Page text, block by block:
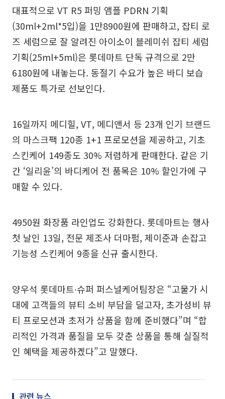
대표적으로 VT R5 퍼밍 앰플 PDRN 기획
(30ml+2ml*5입)을 1만8900원에 판매하고, 잡티 로
즈 세럼으로 잘 알려진 아이소이 블레미쉬 잡티 세럼
기획(25ml+5ml)은 롯데마트 단독 규격으로 2만
6180원에 내놓는다. 동절기 수요가 높은 바디 보습
제품도 특가로 선보인다.
16일까지 메디힐, VT, 메디앤서 등 23개 인기 브랜드
의 마스크팩 120종 1+1 프로모션을 제공하고, 기초
스킨케어 149종도 30% 저렴하게 판매한다. 같은 기
간 ‘일리윤’의 바디케어 전 품목은 10% 할인가에 구
매할 수 있다.
4950원 화장품 라인업도 강화한다. 롯데마트는 행사
첫 날인 13일, 전문 제조사 더마펌, 제이준과 손잡고
기능성 스킨케어 9종을 신규 출시한다.
양우석 롯데마트∙슈퍼 퍼스널케어팀장은 “고물가 시
대에 고객들의 뷰티 소비 부담을 덜고자, 초가성비 뷰
티 프로모션과 초저가 상품을 함께 준비했다”며 “합
리적인 가격과 품질을 모두 갖춘 상품을 통해 실질적
인 혜택을 제공하겠다”고 말했다.
관련 뉴스